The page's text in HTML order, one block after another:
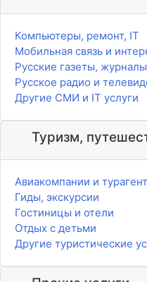
Компьютеры, ремонт, IT
Мобильная связь и
Русские газеты,
Русское радио и
Другие СМИ и IT услуги
Туризм,
Авиакомпании и
Гиды, экскурсии
Гостиницы и отели
Отдых с детьми
Другие туристические